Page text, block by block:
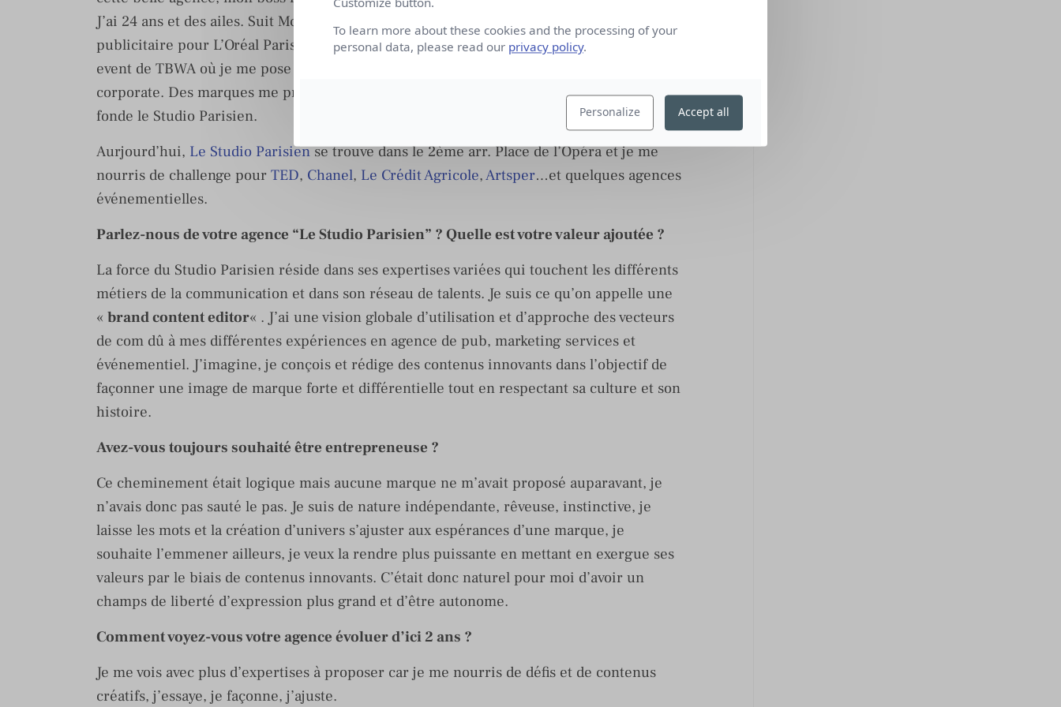
J’ai 24 ans et des ailes. Suit Mc Cann Erickson et le développement de campagne
publicitaire pour L’Oréal Paris puis d’autres agences de pub et enfin Auditoire, filiale
event de TBWA où je me pose pendant plusieurs années dans la communication
corporate. Des marques me proposent de travailler pour elles, je quitte donc Auditoire et
fonde le Studio Parisien.
Aurjourd’hui, Le Studio Parisiense trouve dans le 2ème arr. Place de l’Opéra et je me
nourris de challenge pour TED, Chanel, Le Crédit Agricole,Artsper…et quelques agences
événementielles.
Parlez-nous de votre agence “Le Studio Parisien” ? Quelle est votre valeur ajoutée ?
La force du Studio Parisien réside dans ses expertises variées qui touchent les différents
métiers de la communication et dans son réseau de talents. Je suis ce qu’on appelle une
« brand content editor« . J’ai une vision globale d’utilisation et d’approche des vecteurs
de com dû à mes différentes expériences en agence de pub, marketing services et
événementiel. J’imagine, je conçois et rédige des contenus innovants dans l’objectif de
façonner une image de marque forte et différentielle tout en respectant sa culture et son
histoire.
Avez-vous toujours souhaité être entrepreneuse ?
Ce cheminement était logique mais aucune marque ne m’avait proposé auparavant, je
n’avais donc pas sauté le pas. Je suis de nature indépendante, rêveuse, instinctive, je
laisse les mots et la création d’univers s’ajuster aux espérances d’une marque, je
souhaite l’emmener ailleurs, je veux la rendre plus puissante en mettant en exergue ses
valeurs par le biais de contenus innovants. C’était donc naturel pour moi d’avoir un
champs de liberté d’expression plus grand et d’être autonome.
Comment voyez-vous votre agence évoluer d’ici 2 ans ?
Je me vois avec plus d’expertises à proposer car je me nourris de défis et de contenus
créatifs, j’essaye, je façonne, j’ajuste.
To learn more about these cookies and the processing of your
personal data, please read our privacy policy.
Personalize Accept all